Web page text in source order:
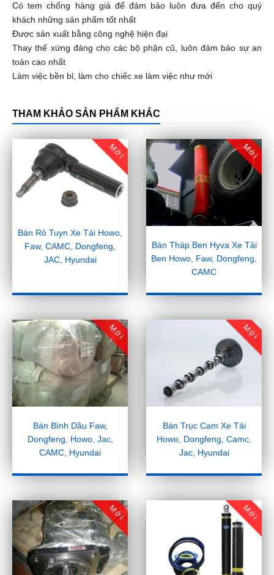
Có tem chống hàng giả để đảm bảo luôn đưa đến cho quý
khách những sản phẩm tốt nhất
Được sản xuất bằng công nghệ hiện đại
Thay thế xứng đáng cho các bộ phận cũ, luôn đảm bảo sự an
toàn cao nhất
Làm việc bền bỉ, làm cho chiếc xe làm việc như mới
THAM KHẢO SẢN PHẨM KHÁC
Mới
Bán Rô Tuyn Xe Tải Howo,
Faw, CAMC, Dongfeng,
JAC, Hyundai
Mới
Bán Tháp Ben Hyva Xe Tải
Ben Howo, Faw, Dongfeng,
CAMC
Mới
Bán Bình Dầu Faw,
Dongfeng, Howo, Jac,
CAMC, Hyundai
Mới
Bán Trục Cam Xe Tải
Howo, Dongfeng, Camc,
Jac, Hyundai
Mới Mới